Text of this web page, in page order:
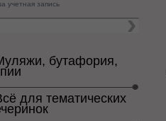
учетная запись
бутафория,
для тематических